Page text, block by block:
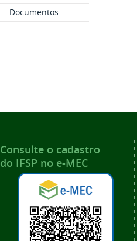
Documentos
Consulte o cadastro
do IFSP no e-MEC